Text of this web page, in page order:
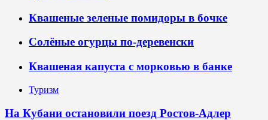
Квашеные зеленые помидоры в бочке
Солёные огурцы по-деревенски
Квашеная капуста с морковью в банке
Туризм
На Кубани остановили поезд Ростов-Адлер